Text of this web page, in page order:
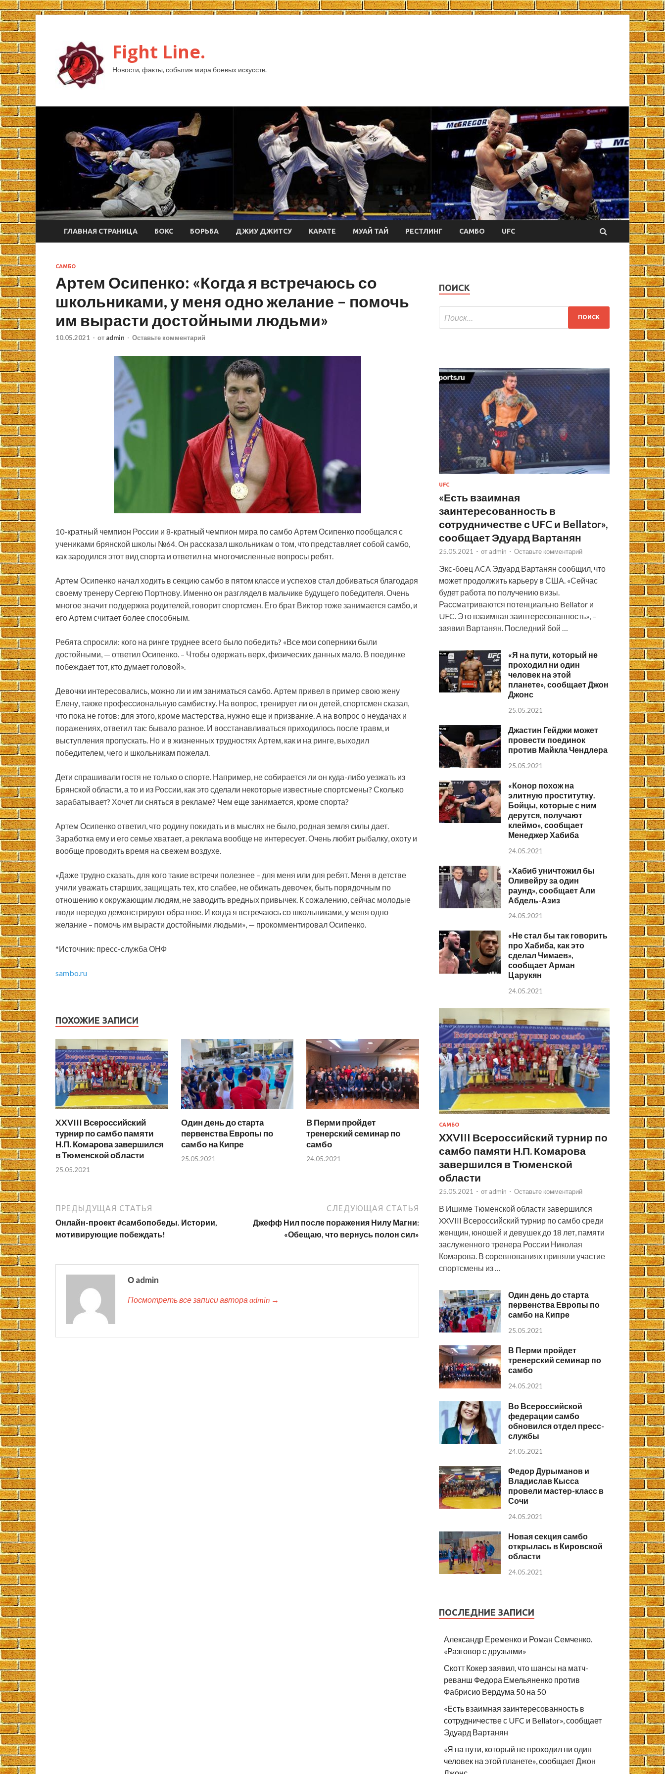
Fight Line.
Новости, факты, события мира боевых искусств.
ГЛАВНАЯ СТРАНИЦА БОКС БОРЬБА ДЖИУ ДЖИТСУ КАРАТЕ МУАЙ ТАЙ РЕСТЛИНГ САМБО UFC
САМБО
Артем Осипенко: «Когда я встречаюсь со
школьниками, у меня одно желание – помочь
им вырасти достойными людьми»
10.05.2021 - от admin - Оставьте комментарий
10-кратный чемпион России и 8-кратный чемпион мира по самбо Артем Осипенко пообщался с
учениками брянской школы №64. Он рассказал школьникам о том, что представляет собой самбо,
как зародился этот вид спорта и ответил на многочисленные вопросы ребят.
Артем Осипенко начал ходить в секцию самбо в пятом классе и успехов стал добиваться благодаря
своему тренеру Сергею Портнову. Именно он разглядел в мальчике будущего победителя. Очень
многое значит поддержка родителей, говорит спортсмен. Его брат Виктор тоже занимается самбо, и
его Артем считает более способным.
Ребята спросили: кого на ринге труднее всего было победить? «Все мои соперники были
достойными, — ответил Осипенко. – Чтобы одержать верх, физических данных мало. В поединке
побеждает тот, кто думает головой».
Девочки интересовались, можно ли и им заниматься самбо. Артем привел в пример свою жену
Елену, также профессиональную самбистку. На вопрос, тренирует ли он детей, спортсмен сказал,
что пока не готов: для этого, кроме мастерства, нужно еще и призвание. А на вопрос о неудачах и
поражениях, ответил так: бывало разное. И восстанавливаться приходилось после травм, и
выступления пропускать. Но и в жизненных трудностях Артем, как и на ринге, выходил
победителем, чего и школьникам пожелал.
Дети спрашивали гостя не только о спорте. Например, не собирается ли он куда-либо уезжать из
Брянской области, а то и из России, как это сделали некоторые известные спортсмены? Сколько
зарабатывает? Хочет ли сняться в рекламе? Чем еще занимается, кроме спорта?
Артем Осипенко ответил, что родину покидать и в мыслях не было, родная земля силы дает.
Заработка ему и его семье хватает, а реклама вообще не интересует. Очень любит рыбалку, охоту и
вообще проводить время на свежем воздухе.
«Даже трудно сказать, для кого такие встречи полезнее – для меня или для ребят. Меня в детстве
учили уважать старших, защищать тех, кто слабее, не обижать девочек, быть порядочным по
отношению к окружающим людям, не заводить вредных привычек. К сожалению, сейчас молодые
люди нередко демонстрируют обратное. И когда я встречаюсь со школьниками, у меня одно
желание – помочь им вырасти достойными людьми», — прокомментировал Осипенко.
*Источник: пресс-служба ОНФ
sambo.ru
ПОХОЖИЕ ЗАПИСИ
XXVIII Всероссийский
турнир по самбо памяти
Н.П. Комарова завершился
в Тюменской области
25.05.2021
Один день до старта
первенства Европы по
самбо на Кипре
25.05.2021
В Перми пройдет
тренерский семинар по
самбо
24.05.2021
ПРЕДЫДУЩАЯ СТАТЬЯ
Онлайн-проект #самбопобеды. Истории,
мотивирующие побеждать!
СЛЕДУЮЩАЯ СТАТЬЯ
Джефф Нил после поражения Нилу Магни:
«Обещаю, что вернусь полон сил»
О admin
Посмотреть все записи автора admin →
ПОИСК
UFC
«Есть взаимная
заинтересованность в
сотрудничестве с UFC и Bellator»,
сообщает Эдуард Вартанян
25.05.2021 - от admin - Оставьте комментарий
Экс-боец ACA Эдуард Вартанян сообщил, что
может продолжить карьеру в США. «Сейчас
будет работа по получению визы.
Рассматриваются потенциально Bellator и
UFC. Это взаимная заинтересованность», –
заявил Вартанян. Последний бой …
«Я на пути, который не
проходил ни один
человек на этой
планете», сообщает Джон
Джонс
25.05.2021
Джастин Гейджи может
провести поединок
против Майкла Чендлера
25.05.2021
«Конор похож на
элитную проститутку.
Бойцы, которые с ним
дерутся, получают
клеймо», сообщает
Менеджер Хабиба
24.05.2021
«Хабиб уничтожил бы
Оливейру за один
раунд», сообщает Али
Абдель-Азиз
24.05.2021
«Не стал бы так говорить
про Хабиба, как это
сделал Чимаев»,
сообщает Арман
Царукян
24.05.2021
САМБО
XXVIII Всероссийский турнир по
самбо памяти Н.П. Комарова
завершился в Тюменской
области
25.05.2021 - от admin - Оставьте комментарий
В Ишиме Тюменской области завершился
XXVIII Всероссийский турнир по самбо среди
женщин, юношей и девушек до 18 лет, памяти
заслуженного тренера России Николая
Комарова. В соревнованиях приняли участие
спортсмены из …
Один день до старта
первенства Европы по
самбо на Кипре
25.05.2021
В Перми пройдет
тренерский семинар по
самбо
24.05.2021
Во Всероссийской
федерации самбо
обновился отдел пресс-
службы
24.05.2021
Федор Дурыманов и
Владислав Кысса
провели мастер-класс в
Сочи
24.05.2021
Новая секция самбо
открылась в Кировской
области
24.05.2021
ПОСЛЕДНИЕ ЗАПИСИ
Александр Еременко и Роман Семченко.
«Разговор с друзьями»
Скотт Кокер заявил, что шансы на матч-
реванш Федора Емельяненко против
Фабрисио Вердума 50 на 50
«Есть взаимная заинтересованность в
сотрудничестве с UFC и Bellator», сообщает
Эдуард Вартанян
«Я на пути, который не проходил ни один
человек на этой планете», сообщает Джон